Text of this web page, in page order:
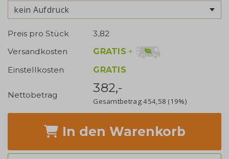
kein Aufdruck
Preis pro Stück
3,82
Versandkosten
GRATIS +
Einstellkosten
GRATIS
Nettobetrag 382,-
Gesamtbetrag454,58 (19%)
In den Warenkorb